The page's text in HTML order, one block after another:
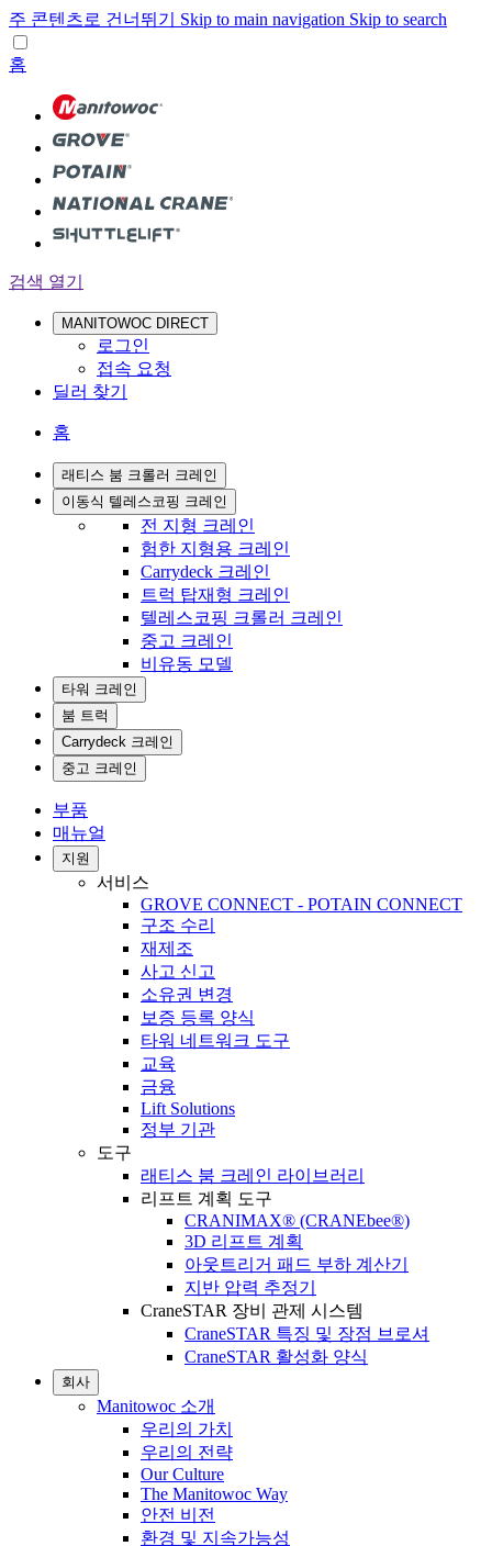
주 콘텐츠로 건너뛰기 Skip to main navigation Skip to search
홈
검색 열기
MANITOWOC DIRECT
로그인
접속 요청
딜러 찾기
홈
래티스 붐 크롤러 크레인
이동식 텔레스코핑 크레인
전 지형 크레인
험한 지형용 크레인
Carrydeck 크레인
트럭 탑재형 크레인
텔레스코핑 크롤러 크레인
중고 크레인
비유동 모델
타워 크레인
붐 트럭
Carrydeck 크레인
중고 크레인
부품
매뉴얼
지원
서비스
GROVE CONNECT - POTAIN CONNECT
구조 수리
재제조
사고 신고
소유권 변경
보증 등록 양식
타워 네트워크 도구
교육
금융
Lift Solutions
정부 기관
도구
래티스 붐 크레인 라이브러리
리프트 계획 도구
CRANIMAX® (CRANEbee®)
3D 리프트 계획
아웃트리거 패드 부하 계산기
지반 압력 추정기
CraneSTAR 장비 관제 시스템
CraneSTAR 특징 및 장점 브로셔
CraneSTAR 활성화 양식
회사
Manitowoc 소개
우리의 가치
우리의 전략
Our Culture
The Manitowoc Way
안전 비전
환경 및 지속가능성